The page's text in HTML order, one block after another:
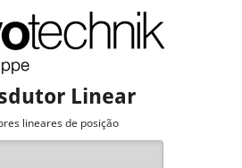
Linear
lineares de posição